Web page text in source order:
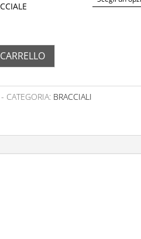
CATEGORIA: BRACCIALI